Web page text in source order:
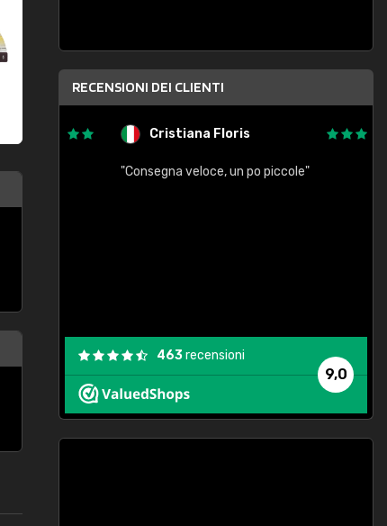
RECENSIONI DEI CLIENTI
Cristiana Floris
"Consegna veloce, un po piccole"
9,0
463recensioni